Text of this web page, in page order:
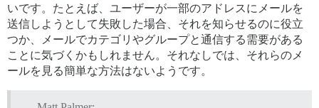
いです。たとえば、ユーザーが一部のアドレスにメールを
送信しようとして失敗した場合、それを知らせるのに役立
つか、メールでカテゴリやグループと通信する需要がある
ことに気づくかもしれません。それなしでは、それらのメ
ールを見る簡単な方法はないようです。